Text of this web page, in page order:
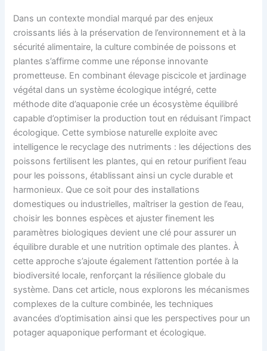
Dans un contexte mondial marqué par des enjeux
croissants liés à la préservation de l’environnement et à la
sécurité alimentaire, la culture combinée de poissons et
plantes s’affirme comme une réponse innovante
prometteuse. En combinant élevage piscicole et jardinage
végétal dans un système écologique intégré, cette
méthode dite d’aquaponie crée un écosystème équilibré
capable d’optimiser la production tout en réduisant l’impact
écologique. Cette symbiose naturelle exploite avec
intelligence le recyclage des nutriments : les déjections des
poissons fertilisent les plantes, qui en retour purifient l’eau
pour les poissons, établissant ainsi un cycle durable et
harmonieux. Que ce soit pour des installations
domestiques ou industrielles, maîtriser la gestion de l’eau,
choisir les bonnes espèces et ajuster finement les
paramètres biologiques devient une clé pour assurer un
équilibre durable et une nutrition optimale des plantes. À
cette approche s’ajoute également l’attention portée à la
biodiversité locale, renforçant la résilience globale du
système. Dans cet article, nous explorons les mécanismes
complexes de la culture combinée, les techniques
avancées d’optimisation ainsi que les perspectives pour un
potager aquaponique performant et écologique.